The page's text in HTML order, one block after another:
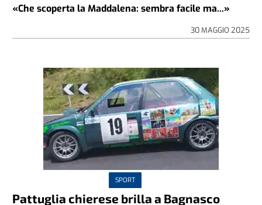
«Che scoperta la Maddalena: sembra facile ma...»
30 MAGGIO 2025
SPORT
Pattuglia chierese brilla a Bagnasco